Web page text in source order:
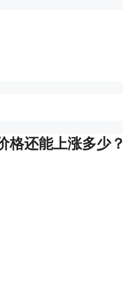
格还能上涨多少？